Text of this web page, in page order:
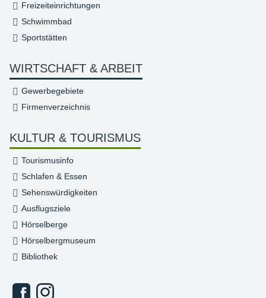
Freizeiteinrichtungen
Schwimmbad
Sportstätten
WIRTSCHAFT & ARBEIT
Gewerbegebiete
Firmenverzeichnis
KULTUR & TOURISMUS
Tourismusinfo
Schlafen & Essen
Sehenswürdigkeiten
Ausflugsziele
Hörselberge
Hörselbergmuseum
Bibliothek